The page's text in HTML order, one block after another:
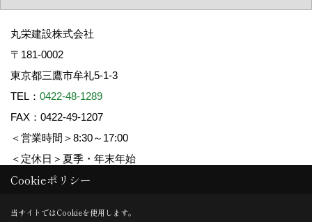
丸栄建設株式会社
〒181-0002
東京都三鷹市牟礼5-1-3
TEL： 0422-48-1289
FAX：0422-49-1207
＜営業時間＞8:30～17:00
＜定休日＞夏季・年末年始
Copyright (c) 丸栄建設. All Rights Reserved.
Cookieポリシー
当サイトではCookieを使用します。